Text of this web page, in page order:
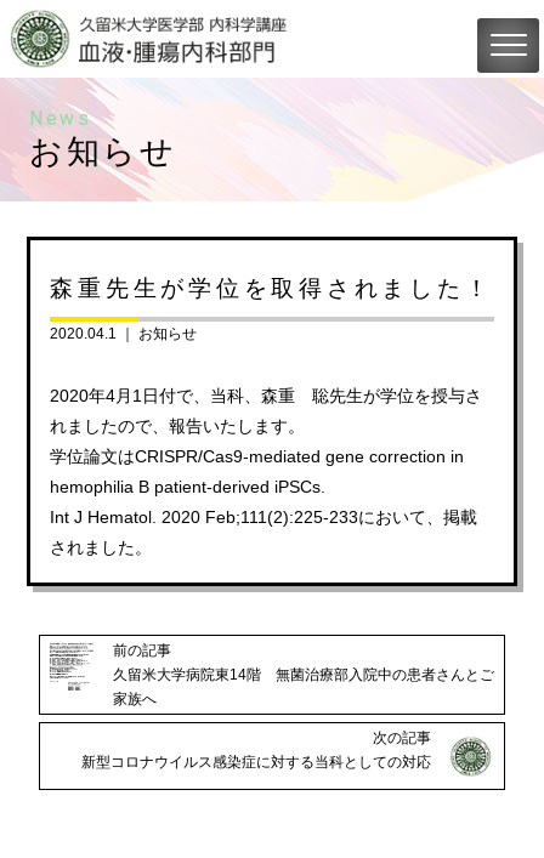
News
お知らせ
森重先生が学位を取得されました！
2020.04.1 ｜ お知らせ
2020年4月1日付で、当科、森重 聡先生が学位を授与さ
れましたので、報告いたします。
学位論文はCRISPR/Cas9-mediated gene correction in
hemophilia B patient-derived iPSCs.
Int J Hematol. 2020 Feb;111(2):225-233において、掲載
されました。
前の記事
久留米大学病院東14階 無菌治療部入院中の患者さんとご
家族へ
次の記事
新型コロナウイルス感染症に対する当科としての対応